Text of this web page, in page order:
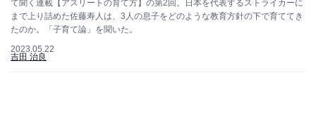
て聞く連載【アスリートの育て方】の第2回。日本を代表するストライカーに
まで上り詰めた佐藤寿人は、3人の息子をどのような教育方針の下で育ててき
たのか。「子育て論」を聞いた。
2023.05.22
吉田 治良